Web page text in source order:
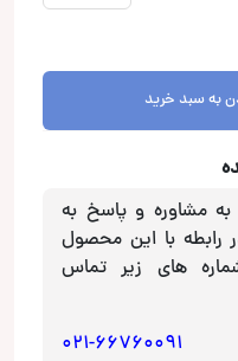
DR420
جی
وی
سی
عدد
به سبد خرید
مشاوره و پاسخ به
رابطه با این محصول
های زیر تماس
021-66760091